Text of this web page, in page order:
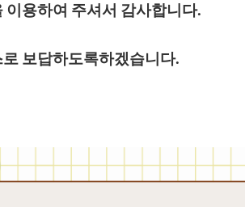
용하여주셔서감사합니다.
보답하도록하겠습니다.